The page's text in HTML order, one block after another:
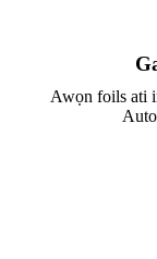
Awọn foils ati